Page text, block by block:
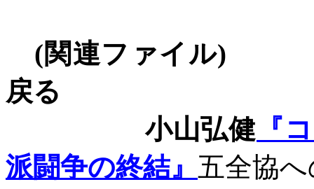
(関連ファイル)
戻る
小山弘健 『
派闘争の終結』 五全協